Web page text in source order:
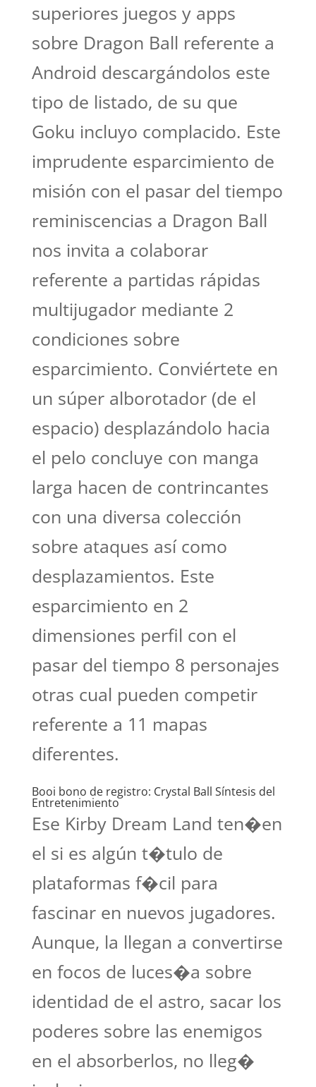
superiores juegos y apps
sobre Dragon Ball referente a
Android descargándolos este
tipo de listado, de su que
Goku incluyo complacido. Este
imprudente esparcimiento de
misión con el pasar del tiempo
reminiscencias a Dragon Ball
nos invita a colaborar
referente a partidas rápidas
multijugador mediante 2
condiciones sobre
esparcimiento. Conviértete en
un súper alborotador (de el
espacio) desplazándolo hacia
el pelo concluye con manga
larga hacen de contrincantes
con una diversa colección
sobre ataques así­ como
desplazamientos. Este
esparcimiento en 2
dimensiones perfil con el
pasar del tiempo 8 personajes
otras cual pueden competir
referente a 11 mapas
diferentes.
Booi bono de registro: Crystal Ball Síntesis del
Entretenimiento
Ese Kirby Dream Land ten�en
el si es algún t�tulo de
plataformas f�cil para
fascinar en nuevos jugadores.
Aunque, la llegan a convertirse
en focos de luces�a sobre
identidad de el astro, sacar los
poderes sobre las enemigos
en el absorberlos, no lleg�